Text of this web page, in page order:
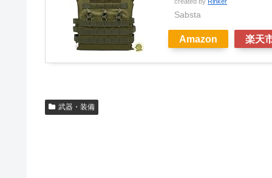
Sabsta
Amazon 楽天
武器・装備